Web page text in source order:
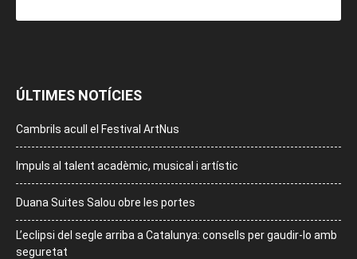
ÚLTIMES NOTÍCIES
Cambrils acull el Festival ArtNus
Impuls al talent acadèmic, musical i artístic
Duana Suites Salou obre les portes
L’eclipsi del segle arriba a Catalunya: consells per gaudir-lo amb
seguretat